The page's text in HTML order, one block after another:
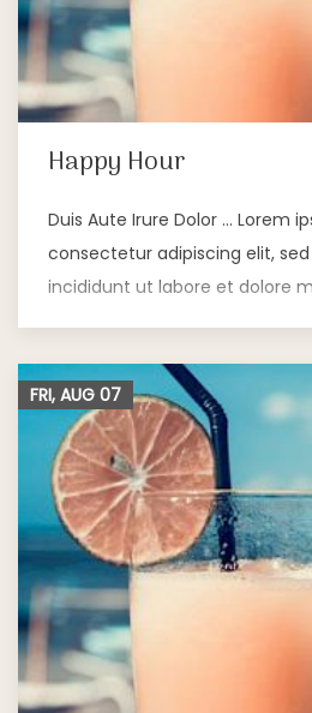
Happy Hour
Duis Aute Irure Dolor … Lorem
consectetur adipiscing elit,
incididunt ut labore et dolore
FRI, AUG 07